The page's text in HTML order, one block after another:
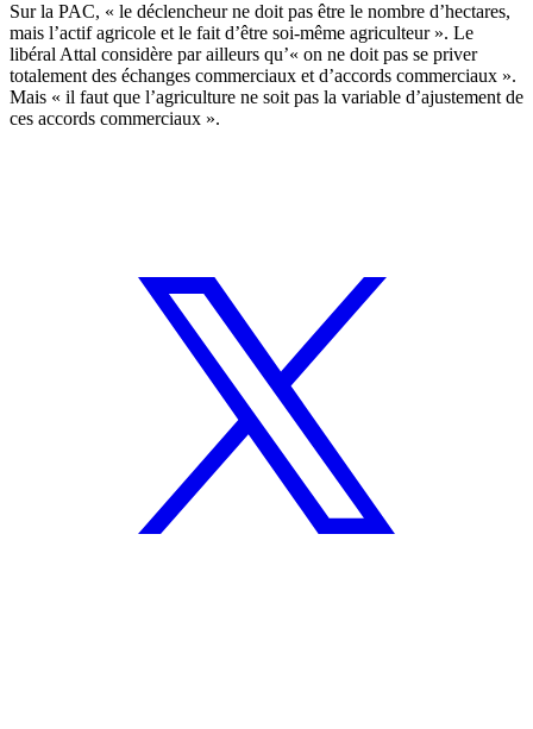
Sur la PAC, « le déclencheur ne doit pas être le nombre d’hectares,
mais l’actif agricole et le fait d’être soi-même agriculteur ». Le
libéral Attal considère par ailleurs qu’« on ne doit pas se priver
totalement des échanges commerciaux et d’accords commerciaux ».
Mais « il faut que l’agriculture ne soit pas la variable d’ajustement de
ces accords commerciaux ».